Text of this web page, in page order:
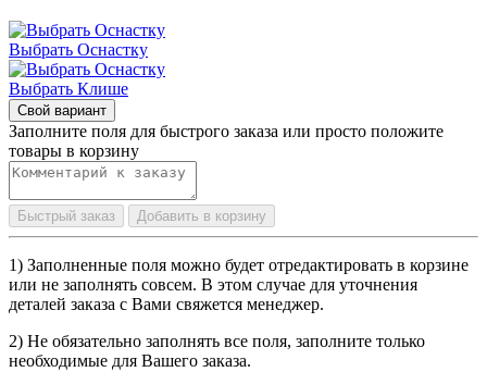
Выбрать Оснастку
Выбрать Клише
Свой вариант
Заполните поля для быстрого заказа или просто положите
товары в корзину
Быстрый заказ Добавить в корзину
1) Заполненные поля можно будет отредактировать в корзине
или не заполнять совсем. В этом случае для уточнения
деталей заказа с Вами свяжется менеджер.
2) Не обязательно заполнять все поля, заполните только
необходимые для Вашего заказа.